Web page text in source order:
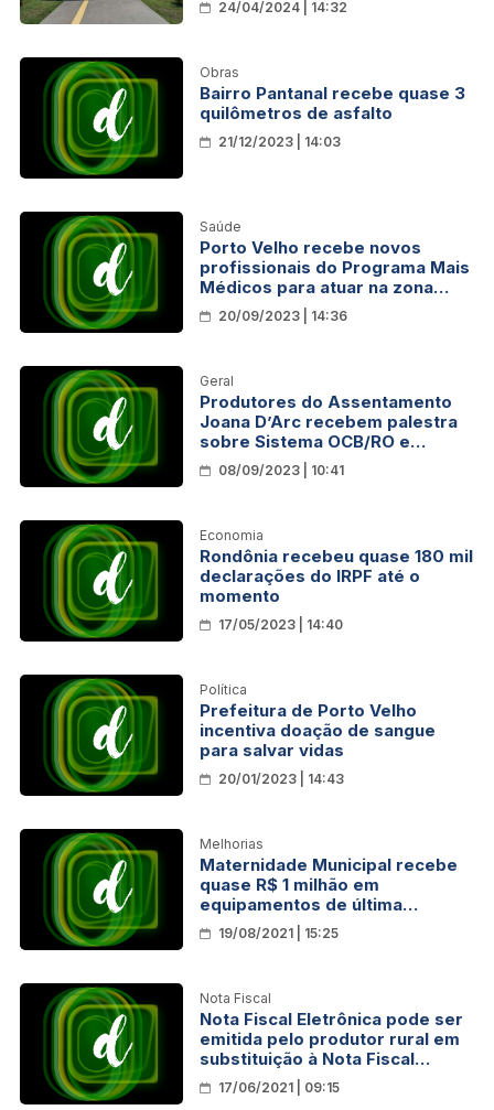
24/04/2024 | 14:32
Obras
Bairro Pantanal recebe quase 3
quilômetros de asfalto
21/12/2023 | 14:03
Saúde
Porto Velho recebe novos
profissionais do Programa Mais
Médicos para atuar na zona
urbana e rural
20/09/2023 | 14:36
Geral
Produtores do Assentamento
Joana D’Arc recebem palestra
sobre Sistema OCB/RO e
Cooperativas
08/09/2023 | 10:41
Economia
Rondônia recebeu quase 180 mil
declarações do IRPF até o
momento
17/05/2023 | 14:40
Política
Prefeitura de Porto Velho
incentiva doação de sangue
para salvar vidas
20/01/2023 | 14:43
Melhorias
Maternidade Municipal recebe
quase R$ 1 milhão em
equipamentos de última
geração
19/08/2021 | 15:25
Nota Fiscal
Nota Fiscal Eletrônica pode ser
emitida pelo produtor rural em
substituição à Nota Fiscal
Avulsa; novo decreto está em
vigor
17/06/2021 | 09:15